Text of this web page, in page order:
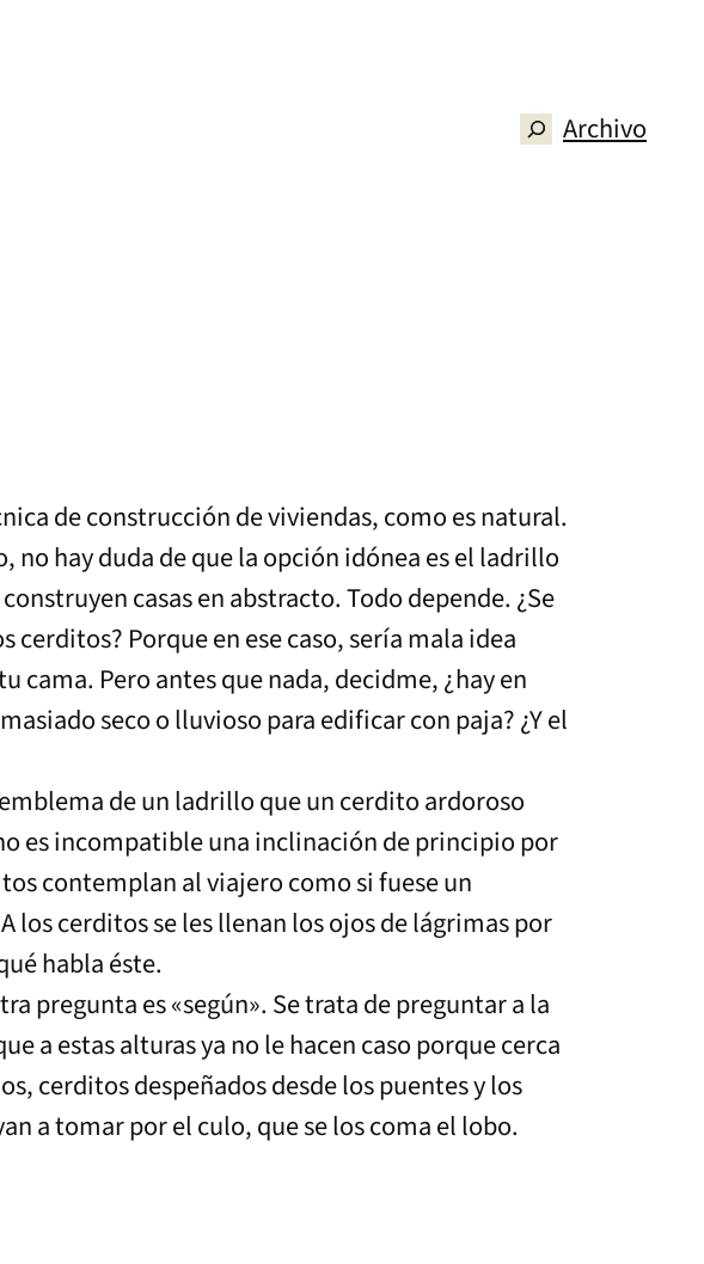
BuscarArchivo
de construcción de viviendas, como es natural.
no hay duda de que la opción idónea es el ladrillo
casas en abstracto. Todo depende. ¿Se
cerditos? Porque en ese caso, sería mala idea
cama. Pero antes que nada, decidme, ¿hay en
seco o lluvioso para edificar con paja? ¿Y el
de un ladrillo que un cerdito ardoroso
es incompatible una inclinación de principio por
contemplan al viajero como si fuese un
los cerditos se les llenan los ojos de lágrimas por
habla éste.
pregunta es «según». Se trata de preguntar a la
a estas alturas ya no le hacen caso porque cerca
cerditos despeñados desde los puentes y los
a tomar por el culo, que se los coma el lobo.